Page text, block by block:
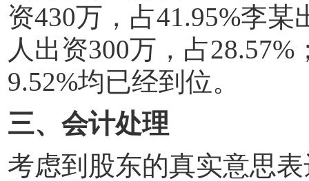
资430万，占41.95%李某
人出资300万，占28.57%
9.52%均已经到位。
三、会计处理
考虑到股东的真实意思